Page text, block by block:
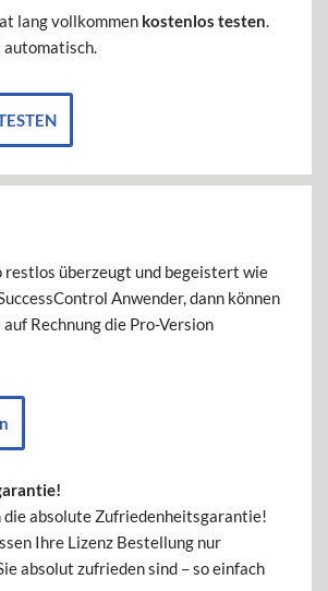
lang vollkommen kostenlos testen.
automatisch.
restlos überzeugt und begeistert wie
Anwender, dann können
Rechnung die Pro-Version
die absolute Zufriedenheitsgarantie!
Ihre Lizenz Bestellung nur
absolut zufrieden sind – so einfach